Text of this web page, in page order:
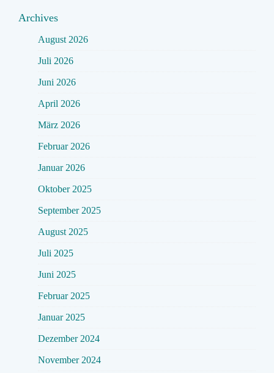
Archives
August 2026
Juli 2026
Juni 2026
April 2026
März 2026
Februar 2026
Januar 2026
Oktober 2025
September 2025
August 2025
Juli 2025
Juni 2025
Februar 2025
Januar 2025
Dezember 2024
November 2024